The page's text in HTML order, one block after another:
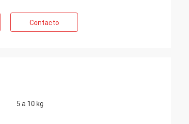
Contacto
5 a 10 kg